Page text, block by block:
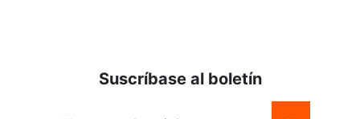
Suscríbase al boletín